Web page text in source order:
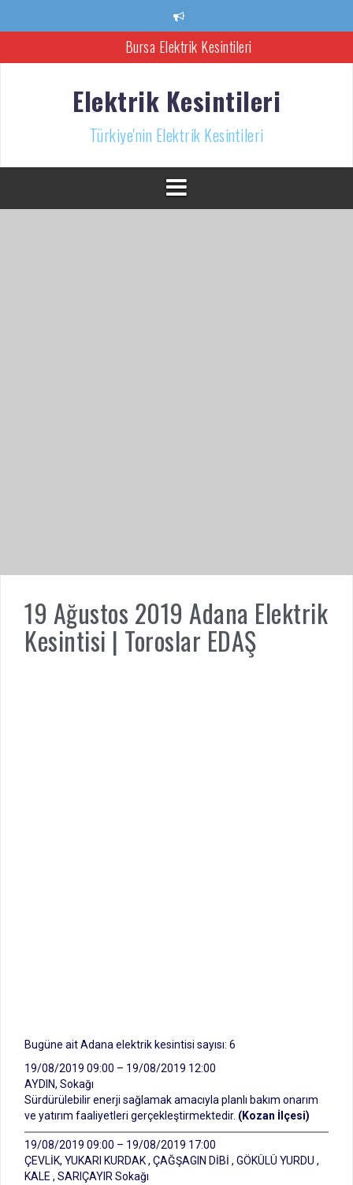
Bursa Elektrik Kesintileri
Türkiye’nin Elektrik Kesintileri Haber Kaynağı
İzmir Elektrik Kesintisi
Elektrik Kesintileri
Türkiye'nin Elektrik Kesintileri
19 Ağustos 2019 Adana Elektrik
Kesintisi | Toroslar EDAŞ
Bugüne ait Adana elektrik kesintisi sayısı: 6
19/08/2019 09:00 – 19/08/2019 12:00
AYDIN, Sokağı
Sürdürülebilir enerji sağlamak amacıyla planlı bakım onarım
ve yatırım faaliyetleri gerçekleştirmektedir. (Kozan İlçesi)
19/08/2019 09:00 – 19/08/2019 17:00
ÇEVLİK, YUKARI KURDAK , ÇAĞŞAGIN DİBİ , GÖKÜLÜ YURDU ,
KALE , SARIÇAYIR Sokağı